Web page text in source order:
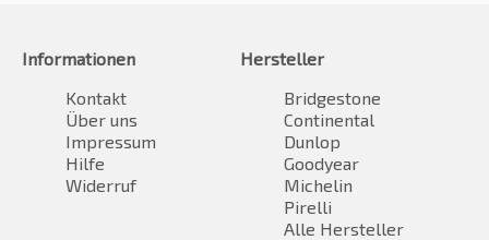
Informationen
Kontakt
Über uns
Impressum
Hilfe
Widerruf
Hersteller
Bridgestone
Continental
Dunlop
Goodyear
Michelin
Pirelli
Alle Hersteller